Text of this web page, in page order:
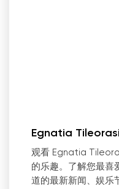
Egnatia
观看 Egnatia
的乐趣。了解您最喜
道的最新新闻、娱乐